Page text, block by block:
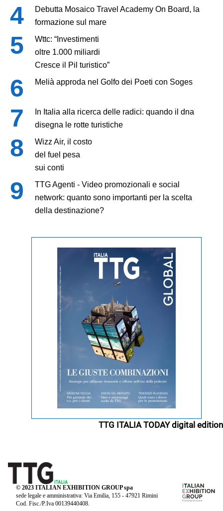
Debutta Mosaico Travel Academy On Board, la
formazione sul mare
Wttc: “Investimenti
oltre 1.000 miliardi
Cresce il Pil turistico”
Melià approda nel Golfo dei Poeti con Soges
In Italia alla ricerca delle radici: quando il dna
disegna le rotte turistiche
Wizz Air, il costo
del fuel pesa
sui conti
TTG Agenti - Video promozionali e social
network: quanto sono importanti per la scelta
della destinazione?
TTG ITALIA TODAY digital edition
© 2023 ITALIAN EXHIBITION GROUP spa
sede legale e amministrativa: Via Emilia, 155 - 47921 Rimini
Cod. Fisc./P.Iva 00139440408.